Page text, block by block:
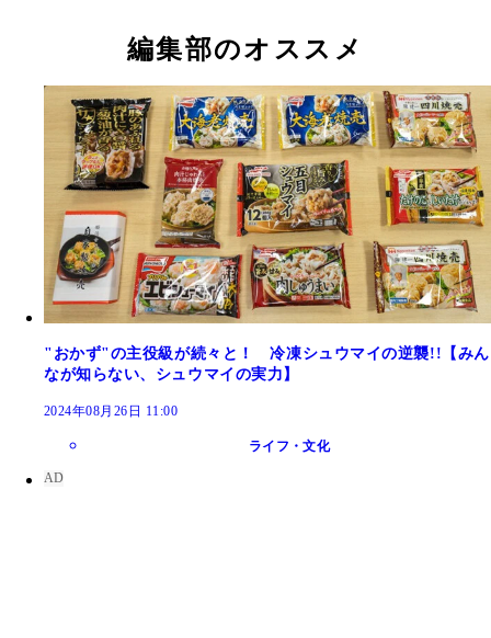
編集部のオススメ
"おかず"の主役級が続々と！ 冷凍シュウマイの逆襲!!【みん
なが知らない、シュウマイの実力】
2024年08月26日 11:00
ライフ・文化